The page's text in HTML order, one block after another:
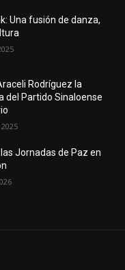
Una fusión de danza,
Rodríguez la
del Partido Sinaloense
las Jornadas de Paz en